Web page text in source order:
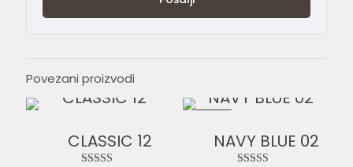
Povezani proizvodi
CLASSIC 12 NAVY BLUE 02